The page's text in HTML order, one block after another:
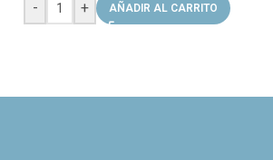
- + AÑADIR AL CARRITO